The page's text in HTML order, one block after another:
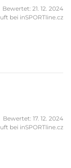
Bewertet: 21. 12. 2024
bei inSPORTline.cz
Bewertet: 17. 12. 2024
bei inSPORTline.cz